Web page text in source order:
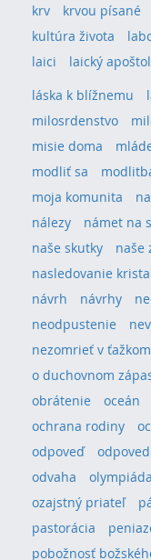
krv
krvou písané
kultúra života
laici
laický apoštol
láska k blížnemu
milosrdenstvo
misie doma
modliť sa
moja komunita
nálezy
námet na
naše skutky
naše
nasledovanie krista
návrh
návrhy
neodpustenie
nezomrieť v
o duchovnom
obrátenie
oceán
ochrana rodiny
odpoveď
odvaha
olympiáda
ozajstný priateľ
pastorácia
pobožnosť